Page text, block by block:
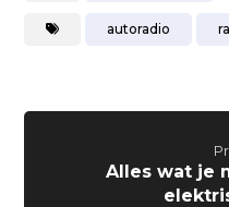
autoradio
Alles wat je